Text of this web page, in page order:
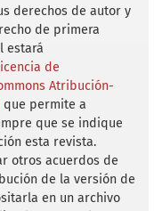
en el
desarrollo.
Diario de
Hoover,
derechos de autor y
de primera
estará
de
Atribución-
que permite a
que se indique
esta revista.
otros acuerdos de
de la versión de
en un archivo